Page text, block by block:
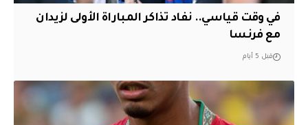
في وقت قياسي.. نفاد تذاكر المباراة الأولى لزيدان
مع فرنسا
قبل 5 أيام